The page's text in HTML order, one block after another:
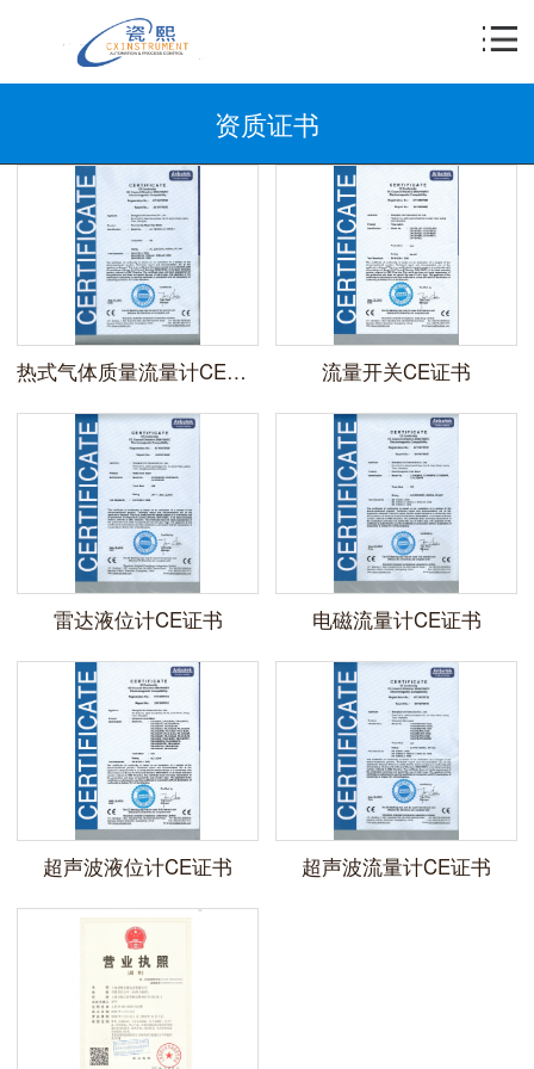
资质证书
热式气体质量流量计CE证书 流量开关CE证书
雷达液位计CE证书 电磁流量计CE证书
超声波液位计CE证书 超声波流量计CE证书